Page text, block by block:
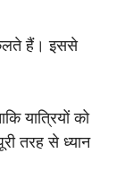
हैं। इससे
यात्रियों को
तरह से ध्यान